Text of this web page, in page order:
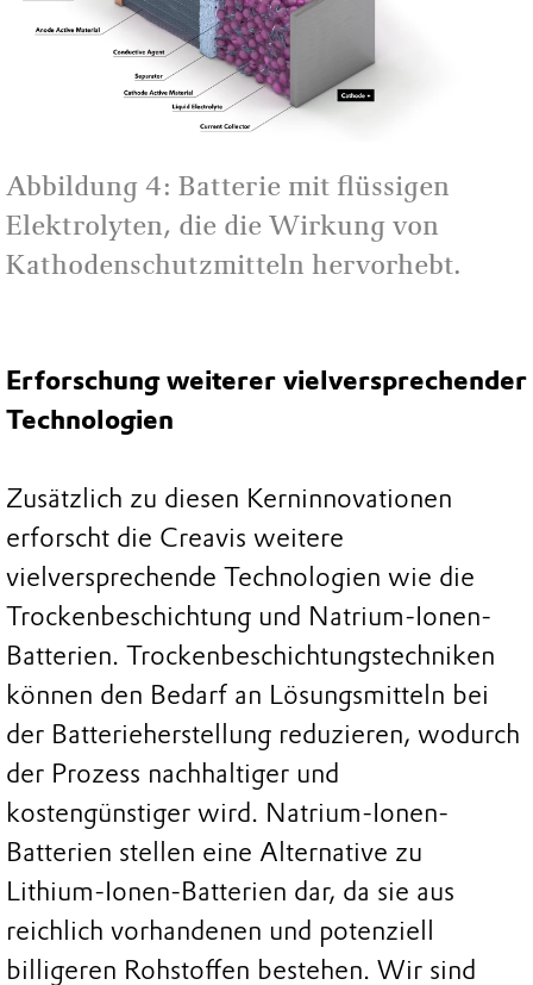
Abbildung 4: Batterie mit flüssigen
Elektrolyten, die die Wirkung von
Kathodenschutzmitteln hervorhebt.
Erforschung weiterer vielversprechender
Technologien
Zusätzlich zu diesen Kerninnovationen
erforscht die Creavis weitere
vielversprechende Technologien wie die
Trockenbeschichtung und Natrium-Ionen-
Batterien. Trockenbeschichtungstechniken
können den Bedarf an Lösungsmitteln bei
der Batterieherstellung reduzieren, wodurch
der Prozess nachhaltiger und
kostengünstiger wird. Natrium-Ionen-
Batterien stellen eine Alternative zu
Lithium-Ionen-Batterien dar, da sie aus
reichlich vorhandenen und potenziell
billigeren Rohstoffen bestehen. Wir sind